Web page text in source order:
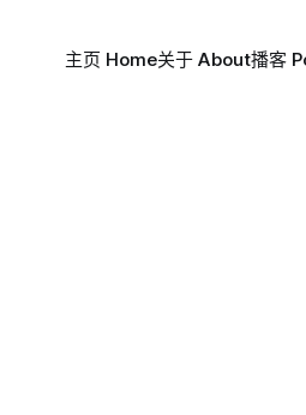
主页 Home关于 About播客